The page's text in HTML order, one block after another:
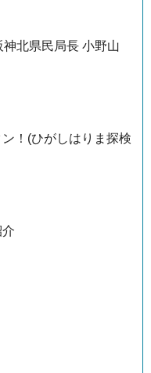
神北県民局長 小野山
！(ひがしはりま探検